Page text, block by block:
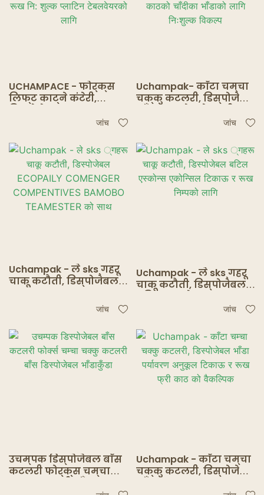
UCHAMPACE - फोर्क्स
लिफ्ट काट्ने कंटेरी,
CORNE योग्य र रूख नि:
टेबलवेयरको लागि
जांच
Uchampak- काँटा चम्चा
चक्कु कटलरी, डिस्पोजेबल
काठको चाँदीका भाँडाको
जांच
Uchampak - ले sks ्गहरू
चाकू कटौती, डिस्पोजेबल
COMPENTIVES BAMOBO
जांच
Uchampak - ले sks ्गहरू
चाकू कटौती, डिस्पोजेबल
एकोन्सिल टिकाऊ र रूख
जांच
उचम्पक डिस्पोजेबल बाँस
कटलरी फोर्क्स चम्चा
Uchampak - काँटा चम्चा
चक्कु कटलरी, डिस्पोजेबल